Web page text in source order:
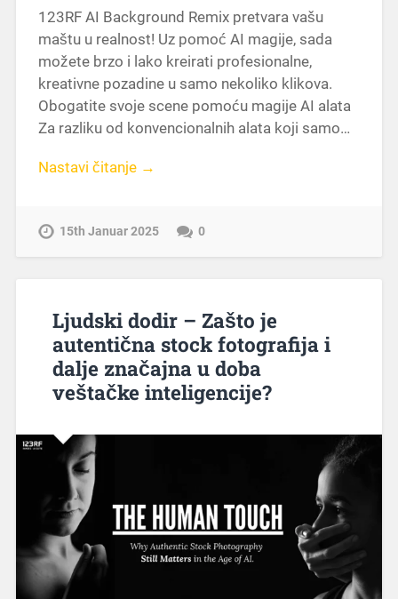
123RF AI Background Remix pretvara vašu
maštu u realnost! Uz pomoć AI magije, sada
možete brzo i lako kreirati profesionalne,
kreativne pozadine u samo nekoliko klikova.
Obogatite svoje scene pomoću magije AI alata
Za razliku od konvencionalnih alata koji samo…
Nastavi čitanje →
15th Januar 2025 0
Ljudski dodir – Zašto je
autentična stock fotografija i
dalje značajna u doba
veštačke inteligencije?